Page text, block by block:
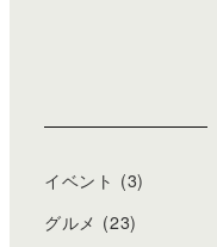
イベント (3)
グルメ (23)